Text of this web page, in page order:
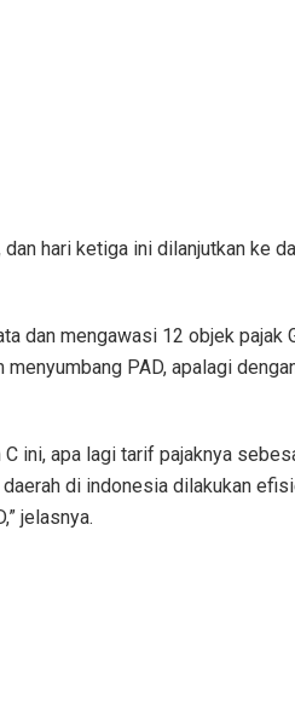
hari ketiga ini dilanjutkan ke
dan mengawasi 12 objek pajak
PAD, apalagi
ini, apa lagi tarif pajaknya
di indonesia dilakukan
jelasnya.